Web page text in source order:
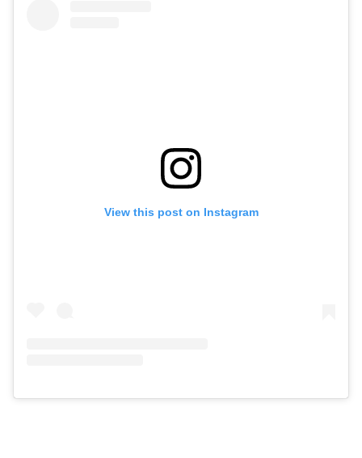
View this post on Instagram